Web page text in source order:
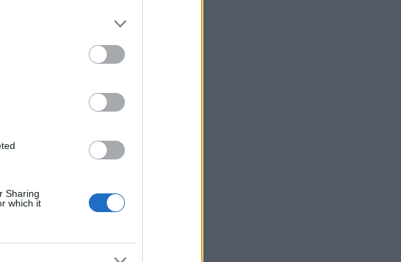
Sharing
which it